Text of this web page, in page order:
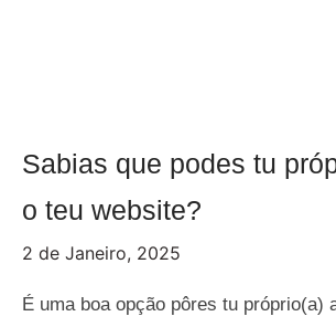
Sabias que podes tu
o teu website?
2 de Janeiro, 2025
É uma boa opção pôres tu próprio(a)